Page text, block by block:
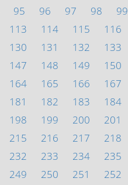
95 96 97 98 99
113 114 115 116
130 131 132 133
147 148 149 150
164 165 166 167
181 182 183 184
198 199 200 201
215 216 217 218
232 233 234 235
249 250 251 252